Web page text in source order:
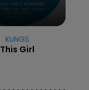
KUNGS
This Girl